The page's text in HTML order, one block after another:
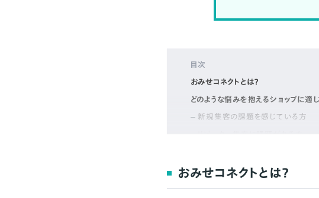
目次
おみせコネクトとは？
どのような悩みを抱えるショップに適
新規集客の課題を感じている方
リピーター集客に課題がある方
できること
パーソナライズ配信
おみせコネクトとは？